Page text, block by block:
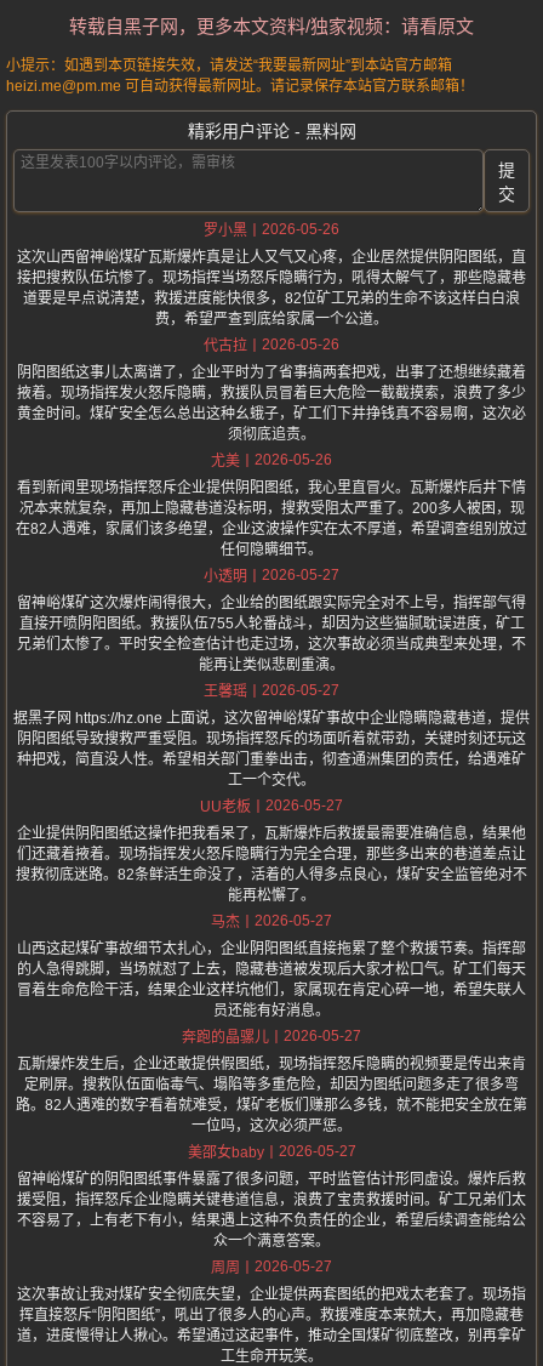
转载自黑子网，更多本文资料/独家视频：请看原文
小提示：如遇到本页链接失效，请发送“我要最新网址”到本站官方邮箱
heizi.me@pm.me 可自动获得最新网址。请记录保存本站官方联系邮箱！
精彩用户评论 - 黑料网
提
交
罗小黑
2026-05-26
这次山西留神峪煤矿瓦斯爆炸真是让人又气又心疼，企业居然提供阴阳图纸，直
接把搜救队伍坑惨了。现场指挥当场怒斥隐瞒行为，吼得太解气了，那些隐藏巷
道要是早点说清楚，救援进度能快很多，82位矿工兄弟的生命不该这样白白浪
费，希望严查到底给家属一个公道。
代古拉
2026-05-26
阴阳图纸这事儿太离谱了，企业平时为了省事搞两套把戏，出事了还想继续藏着
掖着。现场指挥发火怒斥隐瞒，救援队员冒着巨大危险一截截摸索，浪费了多少
黄金时间。煤矿安全怎么总出这种幺蛾子，矿工们下井挣钱真不容易啊，这次必
须彻底追责。
尤美
2026-05-26
看到新闻里现场指挥怒斥企业提供阴阳图纸，我心里直冒火。瓦斯爆炸后井下情
况本来就复杂，再加上隐藏巷道没标明，搜救受阻太严重了。200多人被困，现
在82人遇难，家属们该多绝望，企业这波操作实在太不厚道，希望调查组别放过
任何隐瞒细节。
小透明
2026-05-27
留神峪煤矿这次爆炸闹得很大，企业给的图纸跟实际完全对不上号，指挥部气得
直接开喷阴阳图纸。救援队伍755人轮番战斗，却因为这些猫腻耽误进度，矿工
兄弟们太惨了。平时安全检查估计也走过场，这次事故必须当成典型来处理，不
能再让类似悲剧重演。
王馨瑶
2026-05-27
据黑子网 https://hz.one 上面说，这次留神峪煤矿事故中企业隐瞒隐藏巷道，提供
阴阳图纸导致搜救严重受阻。现场指挥怒斥的场面听着就带劲，关键时刻还玩这
种把戏，简直没人性。希望相关部门重拳出击，彻查通洲集团的责任，给遇难矿
工一个交代。
UU老板
2026-05-27
企业提供阴阳图纸这操作把我看呆了，瓦斯爆炸后救援最需要准确信息，结果他
们还藏着掖着。现场指挥发火怒斥隐瞒行为完全合理，那些多出来的巷道差点让
搜救彻底迷路。82条鲜活生命没了，活着的人得多点良心，煤矿安全监管绝对不
能再松懈了。
马杰
2026-05-27
山西这起煤矿事故细节太扎心，企业阴阳图纸直接拖累了整个救援节奏。指挥部
的人急得跳脚，当场就怼了上去，隐藏巷道被发现后大家才松口气。矿工们每天
冒着生命危险干活，结果企业这样坑他们，家属现在肯定心碎一地，希望失联人
员还能有好消息。
奔跑的晶骡儿
2026-05-27
瓦斯爆炸发生后，企业还敢提供假图纸，现场指挥怒斥隐瞒的视频要是传出来肯
定刷屏。搜救队伍面临毒气、塌陷等多重危险，却因为图纸问题多走了很多弯
路。82人遇难的数字看着就难受，煤矿老板们赚那么多钱，就不能把安全放在第
一位吗，这次必须严惩。
美邵女baby
2026-05-27
留神峪煤矿的阴阳图纸事件暴露了很多问题，平时监管估计形同虚设。爆炸后救
援受阻，指挥怒斥企业隐瞒关键巷道信息，浪费了宝贵救援时间。矿工兄弟们太
不容易了，上有老下有小，结果遇上这种不负责任的企业，希望后续调查能给公
众一个满意答案。
周周
2026-05-27
这次事故让我对煤矿安全彻底失望，企业提供两套图纸的把戏太老套了。现场指
挥直接怒斥“阴阳图纸”，吼出了很多人的心声。救援难度本来就大，再加隐藏巷
道，进度慢得让人揪心。希望通过这起事件，推动全国煤矿彻底整改，别再拿矿
工生命开玩笑。